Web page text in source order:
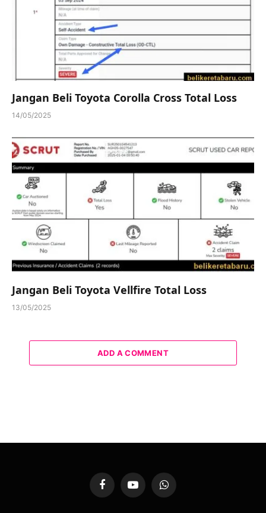
Jangan Beli Toyota Corolla Cross Total Loss
14/05/2025
Jangan Beli Toyota Vellfire Total Loss
13/05/2025
ADD A COMMENT
FacebookYouTubeWhatsApp